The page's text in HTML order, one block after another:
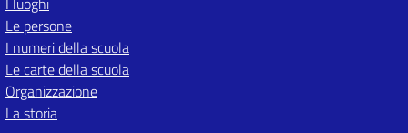
Le persone
I numeri della scuola
Le carte della scuola
Organizzazione
La storia